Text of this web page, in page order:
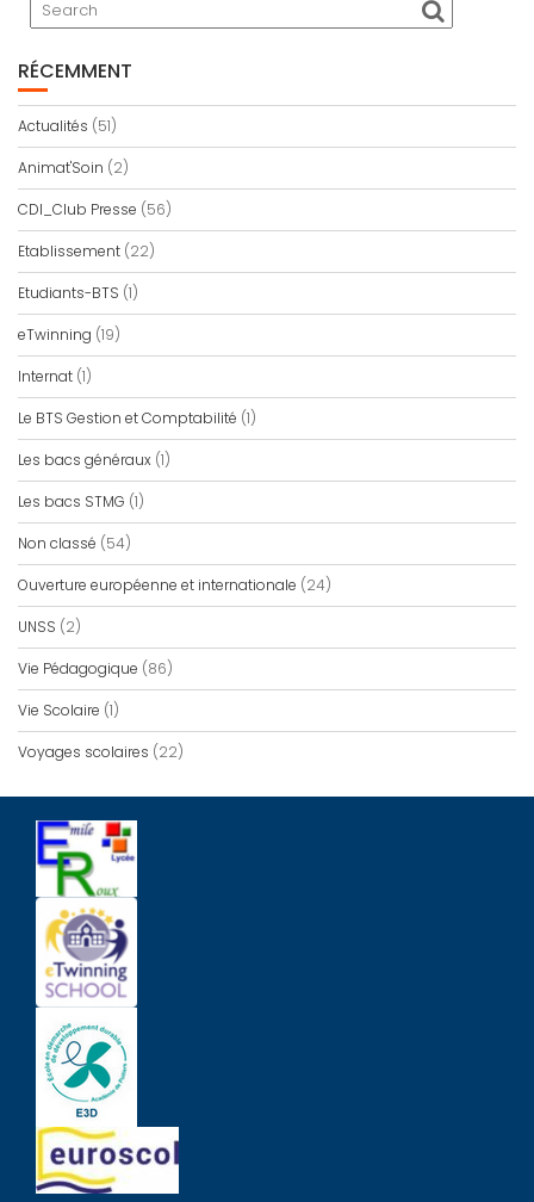
RÉCEMMENT
Actualités (51)
Animat'Soin (2)
CDI_Club Presse (56)
Etablissement (22)
Etudiants-BTS (1)
eTwinning (19)
Internat (1)
Le BTS Gestion et Comptabilité (1)
Les bacs généraux (1)
Les bacs STMG (1)
Non classé (54)
Ouverture européenne et internationale (24)
UNSS (2)
Vie Pédagogique (86)
Vie Scolaire (1)
Voyages scolaires (22)